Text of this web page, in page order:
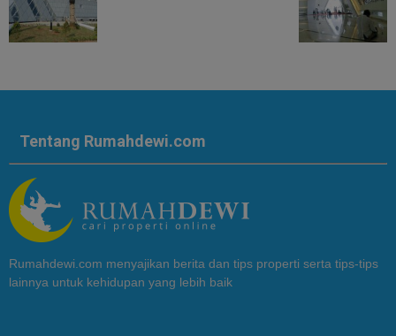
Tentang Rumahdewi.com
Rumahdewi.com menyajikan berita dan tips properti serta tips-tips
lainnya untuk kehidupan yang lebih baik